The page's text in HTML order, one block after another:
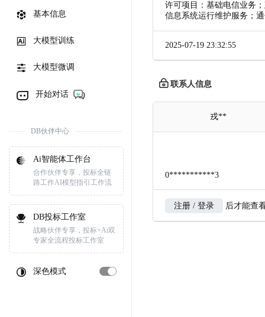
基本信息
大模型训练
大模型微调
开始对话
DB伙伴中心
Ai智能体工作台
合作伙伴专享，投标全链
路工作AI模型指引工作流
DB投标工作室
战略伙伴专享，投标+Ai双
专家全流程投标工作室
深色模式
许可项目：基础电信业务
信息系统运行维护服务；
2025-07-19 23:32:55
联系人信息
戎**
0***********3
注册 / 登录 后才能查